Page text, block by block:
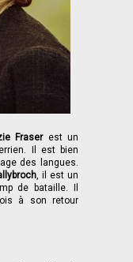
Fraserest un
Il est bien
des langues.
, il est un
de bataille. Il
à son retour